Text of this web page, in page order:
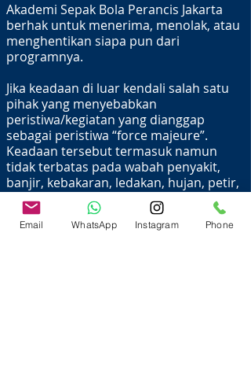
Akademi Sepak Bola Perancis Jakarta
berhak untuk menerima, menolak, atau
menghentikan siapa pun dari
programnya.
Jika keadaan di luar kendali salah satu
pihak yang menyebabkan
peristiwa/kegiatan yang dianggap
sebagai peristiwa “force majeure”.
Keadaan tersebut termasuk namun
tidak terbatas pada wabah penyakit,
banjir, kebakaran, ledakan, hujan, petir,
badai, sabotase, pemadaman listrik
bukan karena kesalahan salah satu
pihak, takdir Tuhan, pemogokan dan
Email WhatsApp Instagram Phone